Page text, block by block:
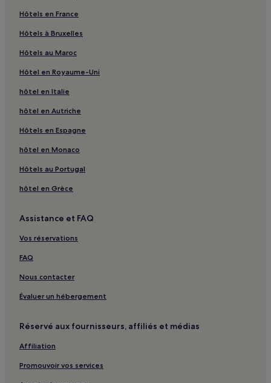
Belle Vue : hôtels
Gávea : hôtels
Colonial : hôtels
Urussanga Centre : hôtels
Mine Union : hôtels
Centre d'Icara : hôtels
Madre : hôtels
Ana Maria : hôtels
Centre de Tubarao : hôtels
Barranca : hôtels
Santa Luzia : hôtels
Saint Raphaël : hôtels
Vila Franca : hôtels
Plage Ronde : hôtels
Vera Cruz : hôtels
Brasília : hôtels
Vila Moema : hôtels
Longarone : hôtels
Hôtels en France
Hôtels à Bruxelles
Hôtels au Maroc
Hôtel en Royaume-Uni
hôtel en Italie
hôtel en Autriche
Hôtels en Espagne
hôtel en Monaco
Hôtels au Portugal
hôtel en Grèce
Assistance et FAQ
Vos réservations
FAQ
Nous contacter
Évaluer un hébergement
Réservé aux fournisseurs, affiliés et médias
Affiliation
Promouvoir vos services